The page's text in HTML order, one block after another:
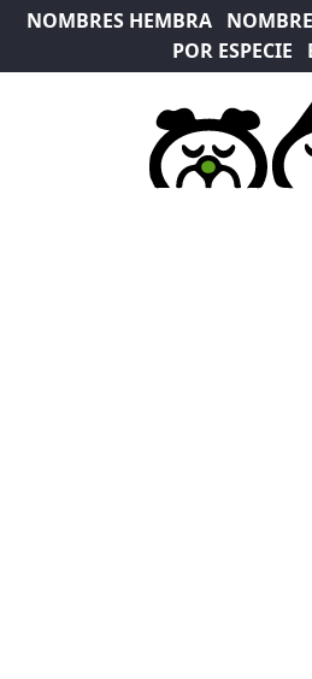
NOMBRES HEMBRA
POR ESPECIE